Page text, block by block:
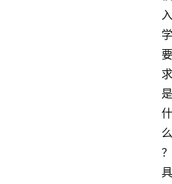
入
学
要
求
是
什
么
？
具